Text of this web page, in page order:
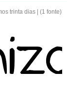
trinta dias | (1 fonte)